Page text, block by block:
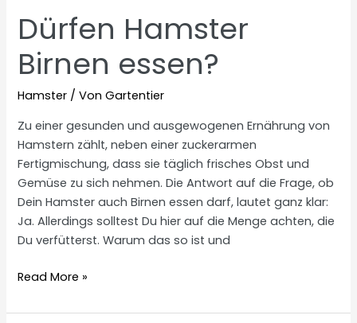
Dürfen Hamster
Birnen essen?
Hamster / VonGartentier
Zu einer gesunden und ausgewogenen Ernährung von
Hamstern zählt, neben einer zuckerarmen
Fertigmischung, dass sie täglich frisches Obst und
Gemüse zu sich nehmen. Die Antwort auf die Frage, ob
Dein Hamster auch Birnen essen darf, lautet ganz klar:
Ja. Allerdings solltest Du hier auf die Menge achten, die
Du verfütterst. Warum das so ist und
Dürfen
Birnen
Read More »